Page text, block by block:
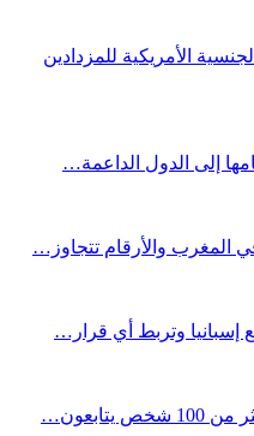
الأمريكية للمزدادين
إلى الدول الداعمة…
المغرب والأرقام تتجاوز…
إسبانيا وتربط أي قرار…